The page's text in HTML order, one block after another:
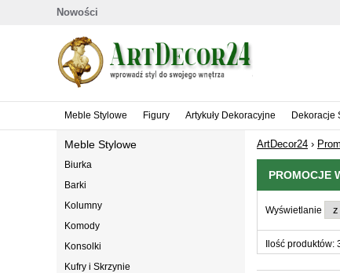
Nowości
Meble Stylowe Figury Artykuły Dekoracyjne Dekoracje
Meble Stylowe
Biurka
Barki
Kolumny
Komody
Konsolki
Kufry i Skrzynie
ArtDecor24 ›
PROMOCJE
Wyświetlanie
Ilość produktów: